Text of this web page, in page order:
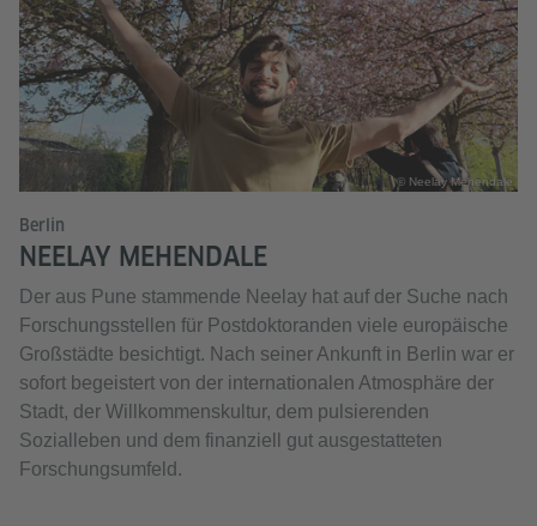
© Neelay Mehendale
Berlin
NEELAY MEHENDALE
Der aus Pune stammende Neelay hat auf der Suche nach
Forschungsstellen für Postdoktoranden viele europäische
Großstädte besichtigt. Nach seiner Ankunft in Berlin war er
sofort begeistert von der internationalen Atmosphäre der
Stadt, der Willkommenskultur, dem pulsierenden
Sozialleben und dem finanziell gut ausgestatteten
Forschungsumfeld.